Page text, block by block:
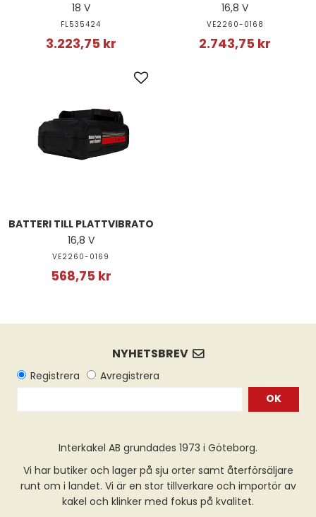
18 V
FL535424
3.223,75 kr
16,8 V
VE2260-0168
2.743,75 kr
BATTERI TILL PLATTVIBRATO
16,8 V
VE2260-0169
568,75 kr
OK
Interkakel AB grundades 1973 i Göteborg.
Vi har butiker och lager på sju orter samt återförsäljare
runt om i landet. Vi är en stor tillverkare och importör av
kakel och klinker med fokus på kvalitet.